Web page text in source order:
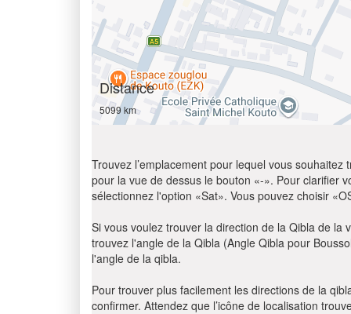
Distance
5099 km
Trouvez l’emplacement pour lequel vous
pour la vue de dessus le bouton «-». Pour clarifier
sélectionnez l'option «Sat». Vous pouvez choisir
Si vous voulez trouver la direction de la Qibla de la
trouvez l'angle de la Qibla (Angle Qibla pour
l'angle de la qibla.
Pour trouver plus facilement les directions de la
confirmer. Attendez que l’icône de localisation